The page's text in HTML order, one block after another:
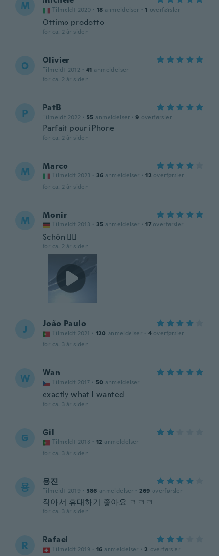
M Tilmeldt 2020 · 18 anmeldelser · 1 overførsler
Ottimo prodotto
for ca. 2 år siden
O Olivier
Tilmeldt 2012 · 41 anmeldelser
for ca. 2 år siden
P PatB
Tilmeldt 2022 · 55 anmeldelser · 9 overførsler
Parfait pour iPhone
for ca. 2 år siden
M Marco
Tilmeldt 2023 · 36 anmeldelser · 12 overførsler
for ca. 2 år siden
M Monir
Tilmeldt 2018 · 35 anmeldelser · 17 overførsler
Schön 👍🏻
for ca. 2 år siden
J João Paulo
Tilmeldt 2021 · 120 anmeldelser · 4 overførsler
for ca. 3 år siden
W Wan
Tilmeldt 2017 · 50 anmeldelser
exactly what I wanted
for ca. 3 år siden
G Gil
Tilmeldt 2018 · 12 anmeldelser
for ca. 3 år siden
용 용진
Tilmeldt 2019 · 386 anmeldelser · 269 overførsler
작아서 휴대하기 좋아요 ㅋㅋㅋ
for ca. 3 år siden
R Rafael
Tilmeldt 2019 · 16 anmeldelser · 2 overførsler